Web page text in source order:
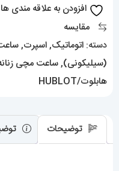
HUBLOT
BANG
01276
عدد
افزودن به علاقه مندی ها
مقایسه
دسته: اتوماتیک,اسپرت,
(سیلیکونی),ساعت مچی
هابلوت/HUBLOT
توضیحات